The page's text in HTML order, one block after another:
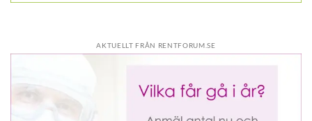
AKTUELLT FRÅN RENTFORUM.SE